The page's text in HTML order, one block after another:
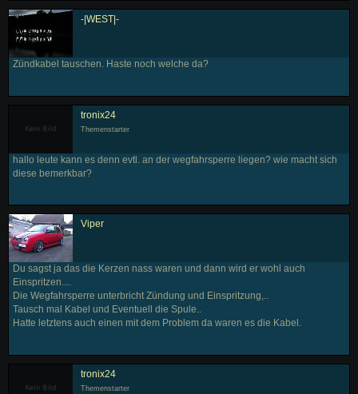
-|WEST|-
Zündkabel tauschen. Haste noch welche da?
tronix24
Themenstarter
hallo leute kann es denn evtl. an der wegfahrsperre liegen? wie macht sich
diese bemerkbar?
Viper
Du sagst ja das die Kerzen nass waren und dann wird er wohl auch
Einspritzen....
Die Wegfahrsperre unterbricht Zündung und Einspritzung,..
Tausch mal Kabel und Eventuell die Spule..
Hatte letztens auch einen mit dem Problem da waren es die Kabel.
tronix24
Themenstarter